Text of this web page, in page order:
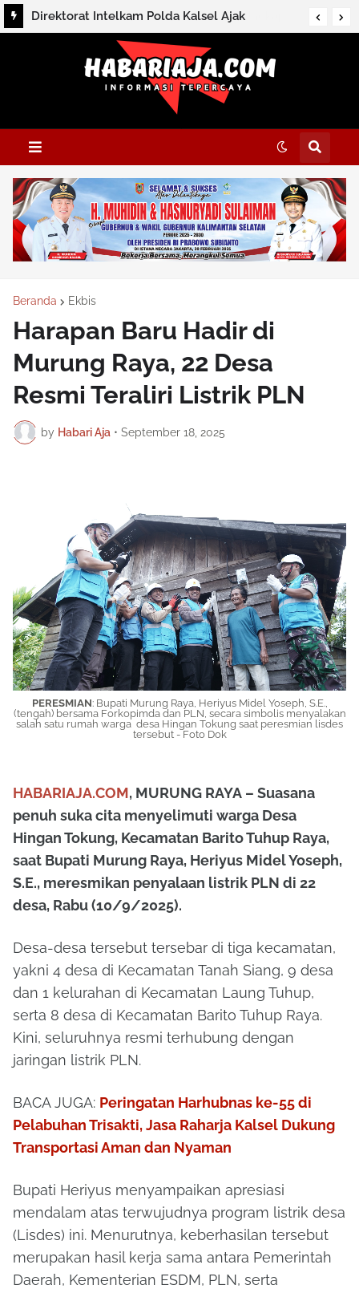
Direktorat Intelkam Polda Kalsel Ajak
Masyarakat Perkuat Persatuan Melalui
Silaturahmi dan Dialog Kamtibmas di HSS
Beranda Ekbis
Harapan Baru Hadir di
Murung Raya, 22 Desa
Resmi Teraliri Listrik PLN
by Habari Aja • September 18, 2025
PERESMIAN: Bupati Murung Raya, Heriyus Midel Yoseph, S.E.,
(tengah) bersama Forkopimda dan PLN, secara simbolis menyalakan
salah satu rumah warga desa Hingan Tokung saat peresmian lisdes
tersebut - Foto Dok
HABARIAJA.COM, MURUNG RAYA – Suasana
penuh suka cita menyelimuti warga Desa
Hingan Tokung, Kecamatan Barito Tuhup Raya,
saat Bupati Murung Raya, Heriyus Midel Yoseph,
S.E., meresmikan penyalaan listrik PLN di 22
desa, Rabu (10/9/2025).
Desa-desa tersebut tersebar di tiga kecamatan,
yakni 4 desa di Kecamatan Tanah Siang, 9 desa
dan 1 kelurahan di Kecamatan Laung Tuhup,
serta 8 desa di Kecamatan Barito Tuhup Raya.
Kini, seluruhnya resmi terhubung dengan
jaringan listrik PLN.
BACA JUGA: Peringatan Harhubnas ke-55 di
Pelabuhan Trisakti, Jasa Raharja Kalsel Dukung
Transportasi Aman dan Nyaman
Bupati Heriyus menyampaikan apresiasi
mendalam atas terwujudnya program listrik desa
(Lisdes) ini. Menurutnya, keberhasilan tersebut
merupakan hasil kerja sama antara Pemerintah
Daerah, Kementerian ESDM, PLN, serta